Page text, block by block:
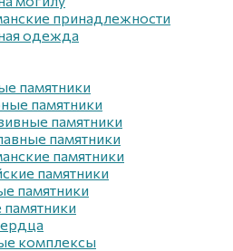
принадлежности
одежда
памятники
памятники
памятники
памятники
памятники
памятники
памятники
комплексы